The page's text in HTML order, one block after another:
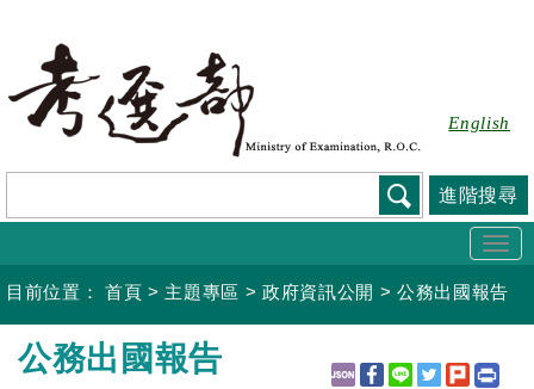
要
容
English
進階搜尋
目前位置： 首頁 > 主題專區 >政府資訊公開 >公務出國報告
:::
公務出國報告